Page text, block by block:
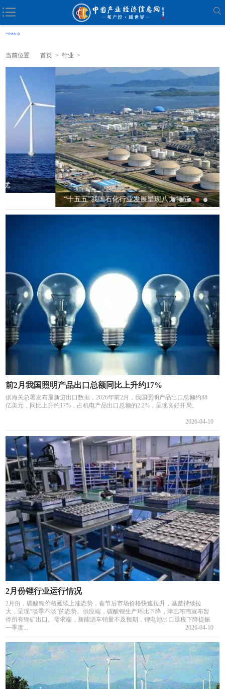
当前位置 首页 > 行业 >
“十五五”我国石化行业发展呈现八大特征
前2月我国照明产品出口总额同比上升约17%
据海关总署发布最新进出口数据，2026年前2月，我国照明产品出口总额约88
亿美元，同比上升约17%，占机电产品出口总额的2.2%，呈现良好开局。
2026-04-10
2月份锂行业运行情况
2月份，碳酸锂价格延续上涨态势，春节后市场价格快速拉升，基差持续拉
大，呈现“淡季不淡”的态势。供应端，碳酸锂生产环比下降，津巴布韦宣布暂
停所有锂矿出口。需求端，新能源车销量不及预期，锂电池出口退税下降提振
一季度...
2026-04-10